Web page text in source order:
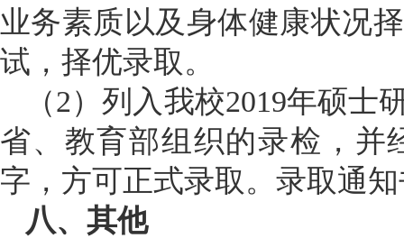
业务素质以及身体健康状况
试，择优录取。
（2）列入我校2019年硕士
省、教育部组织的录检，并
字，方可正式录取。录取通
八、其他